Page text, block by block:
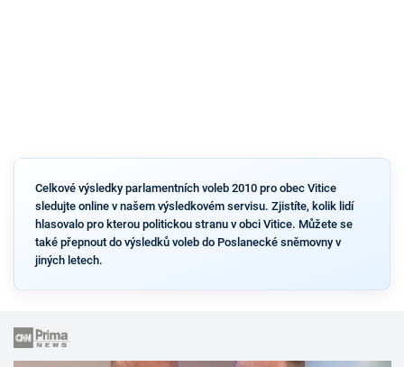
Celkové výsledky parlamentních voleb 2010 pro obec Vitice
sledujte online v našem výsledkovém servisu. Zjistíte, kolik lidí
hlasovalo pro kterou politickou stranu v obci Vitice. Můžete se
také přepnout do výsledků voleb do Poslanecké sněmovny v
jiných letech.